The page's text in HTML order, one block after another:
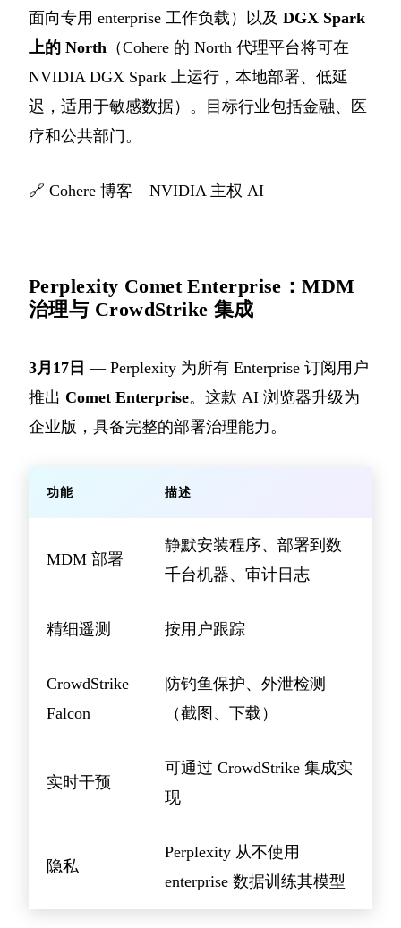
面向专用 enterprise 工作负载）以及 DGX Spark
上的 North （Cohere 的 North 代理平台将可在
NVIDIA DGX Spark 上运行，本地部署、低延
迟，适用于敏感数据）。目标行业包括金融、医
疗和公共部门。
🔗 Cohere 博客 – NVIDIA 主权 AI
Perplexity Comet Enterprise：MDM
治理与 CrowdStrike 集成
3月17日 — Perplexity 为所有 Enterprise 订阅用户
推出 Comet Enterprise。这款 AI 浏览器升级为
企业版，具备完整的部署治理能力。
功能 描述
MDM 部署
静默安装程序、部署到数
千台机器、审计日志
精细遥测 按用户跟踪
CrowdStrike
Falcon
防钓鱼保护、外泄检测
（截图、下载）
实时干预
可通过 CrowdStrike 集成实
现
隐私
Perplexity 从不使用
enterprise 数据训练其模型